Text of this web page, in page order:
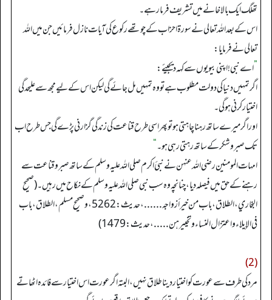
تھلگ ایک بالا خانے میں تشریف فرما رہے۔
اس کے بعد اللہ تعالی نے سورۃ احزاب کے چوتھے رکوع کی آیات نازل فرمائیں جن میں اللہ
تعالی نے فرمایا:
”اے نبی! اپنی بیویوں سے کہہ دیجیئے:
اگر تمہیں دنیا کی دولت مطلوب ہے تو وہ تمہیں مل جائے گی لیکن اس کےلیے مجھ سے علیحدگی
اختیار کرنی ہوگی۔
اوراگر میرے ساتھ رہنا چاہتی ہو تو پھر اسی طرح قناعت کی زندگی گزارنی پڑ ے گی جس طرح اب
تک صبر و شکر کے ساتھ رہتی رہی ہو۔“
امہات المومنین رضی اللہ عنہن نے نبئ اکرم صلی اللہ علیہ وسلم کے ساتھ صبرو قناعت سے
رہنے کے حق میں فیصلہ دیا، چنانچہ وہ سب نبی صلی اللہ علیہ وسلم کے نکاح میں رہیں۔ (صحیح
البخاري، الطلاق، باب من خیر أزواجه......، حدیث: 5262، وصحیح مسلم، الطلاق، باب
فی الإیلاء واعتزال النساء و تخییرهن.....، حدیث: 1479)
(2)
مرد کی طرف سے عورت کو اختیا ردینا طلاق نہیں، البتہ اگر عورت اس اختیار سے فائدہ اٹھاتے